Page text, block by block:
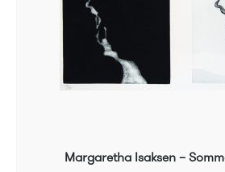
Margaretha Isaksen –